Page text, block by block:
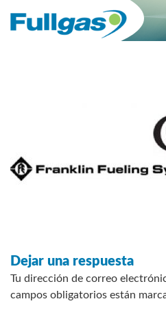
Dejar una respuesta
Tu dirección de correo
campos obligatorios están